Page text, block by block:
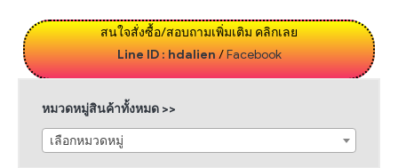
สนใจสั่งซื้อ/สอบถามเพิ่มเติม คลิกเลย
Line ID : hdalien/Facebook
หมวดหมู่สินค้าทั้งหมด >>
เลือกหมวดหมู่